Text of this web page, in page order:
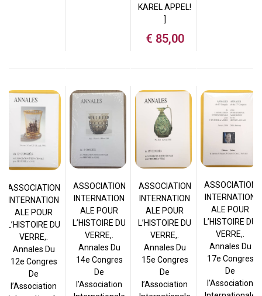
KAREL APPEL!
]
€ 85,00
ASSOCIATION
INTERNATION
ALE POUR
L’HISTOIRE DU
VERRE,.
Annales Du
12e Congres
De
l’Association
ASSOCIATION
INTERNATION
ALE POUR
L’HISTOIRE DU
VERRE,.
Annales Du
14e Congres
De
l’Association
ASSOCIATION
INTERNATION
ALE POUR
L’HISTOIRE DU
VERRE,.
Annales Du
15e Congres
De
l’Association
ASSOCIATION
INTERNATION
ALE POUR
L’HISTOIRE DU
VERRE,.
Annales Du
17e Congres
De
l’Association